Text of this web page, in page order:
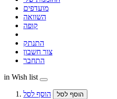
מועדפים
השוואה
קופה
התנתק
צור חשבון
התחבר
in Wish list
הוסף לסל הוסף לסל